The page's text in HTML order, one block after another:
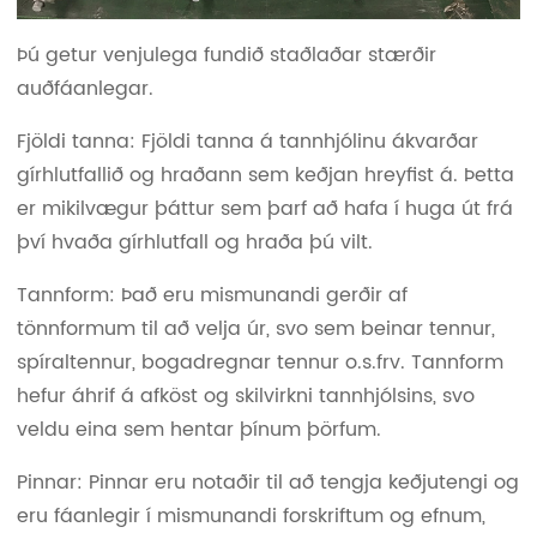
Þú getur venjulega fundið staðlaðar stærðir
auðfáanlegar.
Fjöldi tanna: Fjöldi tanna á tannhjólinu ákvarðar
gírhlutfallið og hraðann sem keðjan hreyfist á. Þetta
er mikilvægur þáttur sem þarf að hafa í huga út frá
því hvaða gírhlutfall og hraða þú vilt.
Tannform: Það eru mismunandi gerðir af
tönnformum til að velja úr, svo sem beinar tennur,
spíraltennur, bogadregnar tennur o.s.frv. Tannform
hefur áhrif á afköst og skilvirkni tannhjólsins, svo
veldu eina sem hentar þínum þörfum.
Pinnar: Pinnar eru notaðir til að tengja keðjutengi og
eru fáanlegir í mismunandi forskriftum og efnum,